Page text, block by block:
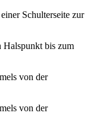
Schulterseite zur
Halspunkt bis zum
von der
von der